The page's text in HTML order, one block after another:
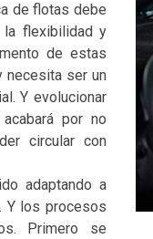
de flotas debe
la flexibilidad y
de estas
necesita ser un
Y evolucionar
por no
circular con
adaptando a
Y los procesos
Primero se